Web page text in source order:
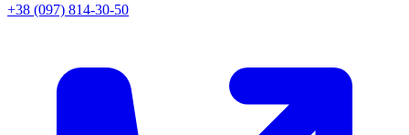
+38 (097) 814-30-50